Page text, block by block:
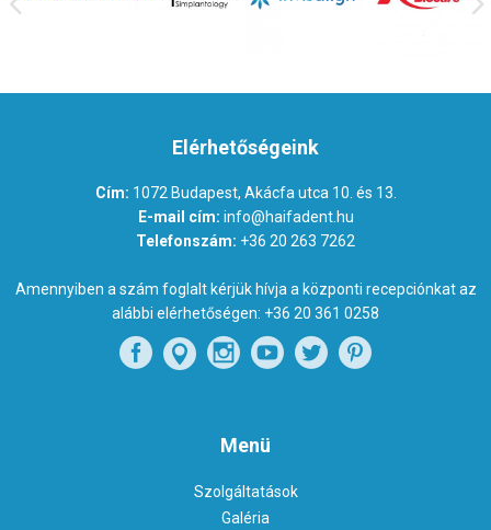
Elérhetőségeink
Cím: 1072 Budapest, Akácfa utca 10. és 13.
E-mail cím: info@haifadent.hu
Telefonszám: +36 20 263 7262
Amennyiben a szám foglalt kérjük hívja a központi recepciónkat az
alábbi elérhetőségen: +36 20 361 0258
Menü
Szolgáltatások
Galéria